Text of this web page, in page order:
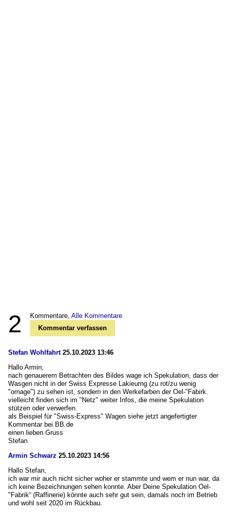
2 Kommentare, Alle Kommentare
Kommentar verfassen
Stefan Wohlfahrt25.10.2023 13:46
Hallo Armin,
nach genauerem Betrachten des Bildes wage ich Spekulation, dass der
Wasgen nicht in der Swiss Expresse Lakieurng (zu rot/zu wenig
"ornage") zu sehen ist, sondern in den Werkefarben der Oel-"Fabirk.
vielleicht finden sich im "Netz" weiter Infos, die meine Spekulation
stützen oder verwerfen.
als Beispiel für "Swiss-Express" Wagen siehe jetzt angefertigter
Kommentar bei BB.de
einen lieben Gruss
Stefan
Armin Schwarz 25.10.2023 14:56
Hallo Stefan,
ich war mir auch nicht sicher woher er stammte und wem er nun war, da
ich keine Bezeichnungen sehen konnte. Aber Deine Spekulation Oel-
"Fabrik“ (Raffinerie) könnte auch sehr gut sein, damals noch im Betrieb
und wohl seit 2020 im Rückbau.